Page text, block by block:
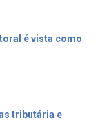
é vista como
tributária e